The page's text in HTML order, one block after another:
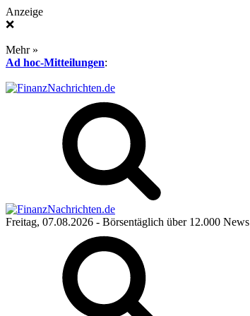
Anzeige
❌
Mehr »
Ad hoc-Mitteilungen:
Freitag, 07.08.2026 - Börsentäglich über 12.000 News